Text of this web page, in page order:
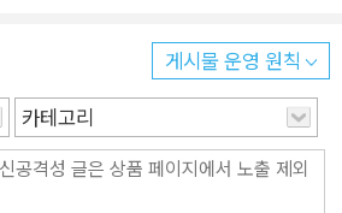
어느덧 결혼을 앞둔 숙녀로 자랐으니까
이 되자 한 가지 계획을 세웁니다. 해티
로 한 것이지요. 하지만 열세 번의 종이
는 바람에 계획은 실패하고, 문밖에 있
게시물 운영 원칙
카테고리